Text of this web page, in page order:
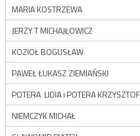
MARIA KOSTRZEWA
JERZY T MICHAJŁOWICZ
KOZIOŁ BOGUSŁAW
PAWEŁ ŁUKASZ ZIEMIAŃSKI
POTERA LIDIA i POTERA KRZYSZTOF
NIEMCZYK MICHAŁ